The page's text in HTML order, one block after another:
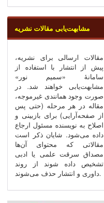
مشابهت‌یابی مقالات نشریه
مقالات ارسالی برای نشریه،
پیش از انتشار با استفاده از
سامانۀ «سمیم نور»
مشابهت‌یابی خواهند شد. در
صورت وجود همانندی غیرموجه،
مقاله در هر مرحله (حتی پس
از صفحه‌آرایی) برای بازبینی و
اصلاح به نویسنده مسئول ارجاع
داده می‌شود. شایان ذکر است
مقالاتی که محتوای آن‌ها
مصداق سرقت علمی یا ادبی
تشخیص داده شوند از روند
داوری و انتشار حذف می‌شوند.